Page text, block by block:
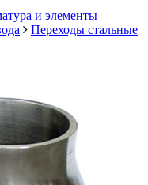
и элементы
Переходы стальные